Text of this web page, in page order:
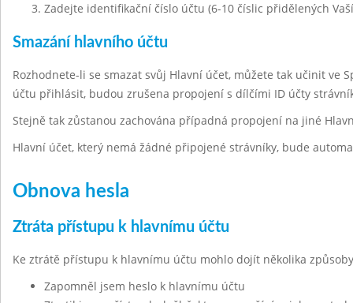
Zadejte identifikační číslo účtu (6-10 číslic přidělených
Smazání hlavního účtu
Rozhodnete-li se smazat svůj Hlavní účet, můžete tak učinit ve
účtu přihlásit, budou zrušena propojení s dílčími ID účty
Stejně tak zůstanou zachována případná propojení na jiné
Hlavní účet, který nemá žádné připojené strávníky, bude
Obnova hesla
Ztráta přístupu k hlavnímu účtu
Ke ztrátě přístupu k hlavnímu účtu mohlo dojít několika
Zapomněl jsem heslo k hlavnímu účtu